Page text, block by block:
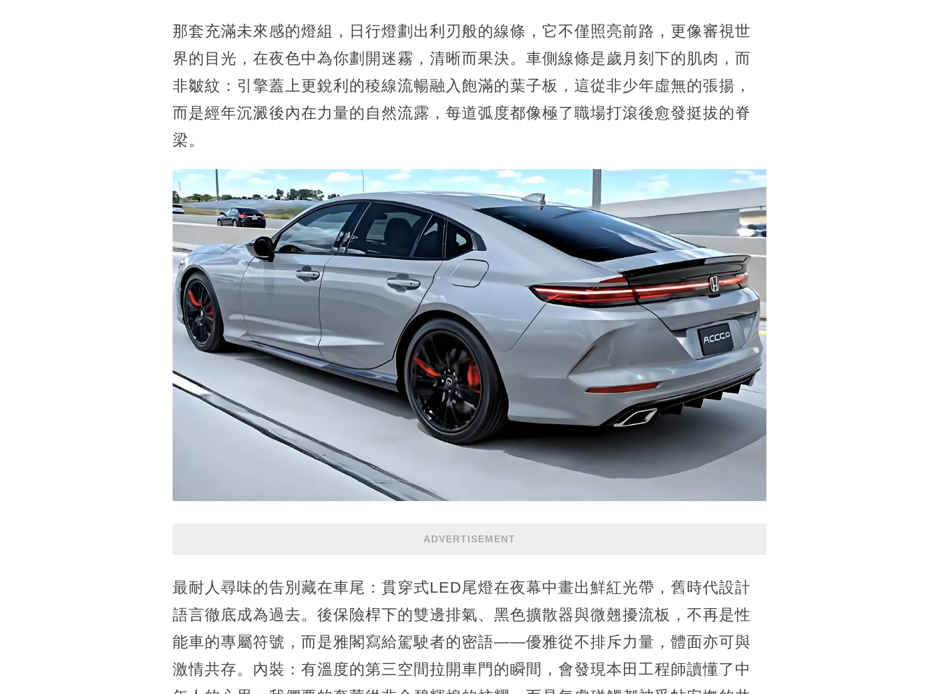
那套充滿未來感的燈組，日行燈劃出利刃般的線條，它不僅照亮前路，更像審視世
界的目光，在夜色中為你劃開迷霧，清晰而果決。車側線條是歲月刻下的肌肉，而
非皺紋：引擎蓋上更銳利的稜線流暢融入飽滿的葉子板，這從非少年虛無的張揚，
而是經年沉澱後內在力量的自然流露，每道弧度都像極了職場打滾後愈發挺拔的脊
梁。
ADVERTISEMENT
最耐人尋味的告別藏在車尾：貫穿式LED尾燈在夜幕中畫出鮮紅光帶，舊時代設計
語言徹底成為過去。後保險桿下的雙邊排氣、黑色擴散器與微翹擾流板，不再是性
能車的專屬符號，而是雅閣寫給駕駛者的密語——優雅從不排斥力量，體面亦可與
激情共存。內裝：有溫度的第三空間拉開車門的瞬間，會發現本田工程師讀懂了中